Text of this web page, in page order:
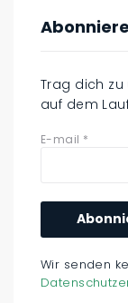
Trag dich
auf dem
E-mail *
Wir senden